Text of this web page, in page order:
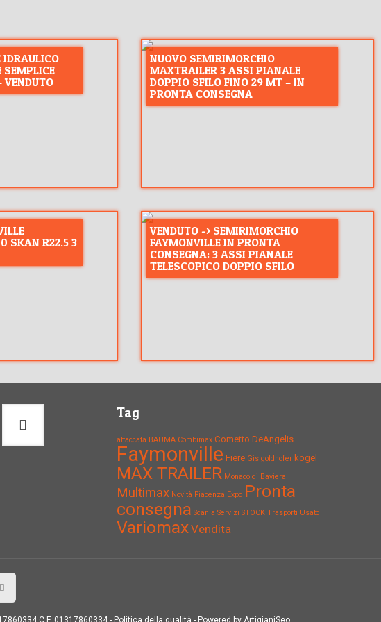
SEMPLICE
NUOVO SEMIRIMORCHIO
MAXTRAILER 3 ASSI PIANALE
DOPPIO SFILO FINO 29 MT – IN
PRONTA CONSEGNA
SKAN R22.5 3
VENDUTO -> SEMIRIMORCHIO
FAYMONVILLE IN PRONTA
CONSEGNA: 3 ASSI PIANALE
TELESCOPICO DOPPIO SFILO
Tag
attaccata BAUMA Combimax Cometto DeAngelis
Faymonville Fiere Gis goldhofer kogel
MAX TRAILER Monaco di Baviera
Multimax Novità Piacenza Expo Pronta
consegna Scania Servizi STOCK Trasporti Usato
VariomaxVendita
C.F.:01317860334 - Politica della qualità - Powered by ArtigianiSeo